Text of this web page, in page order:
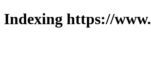
Indexing https://